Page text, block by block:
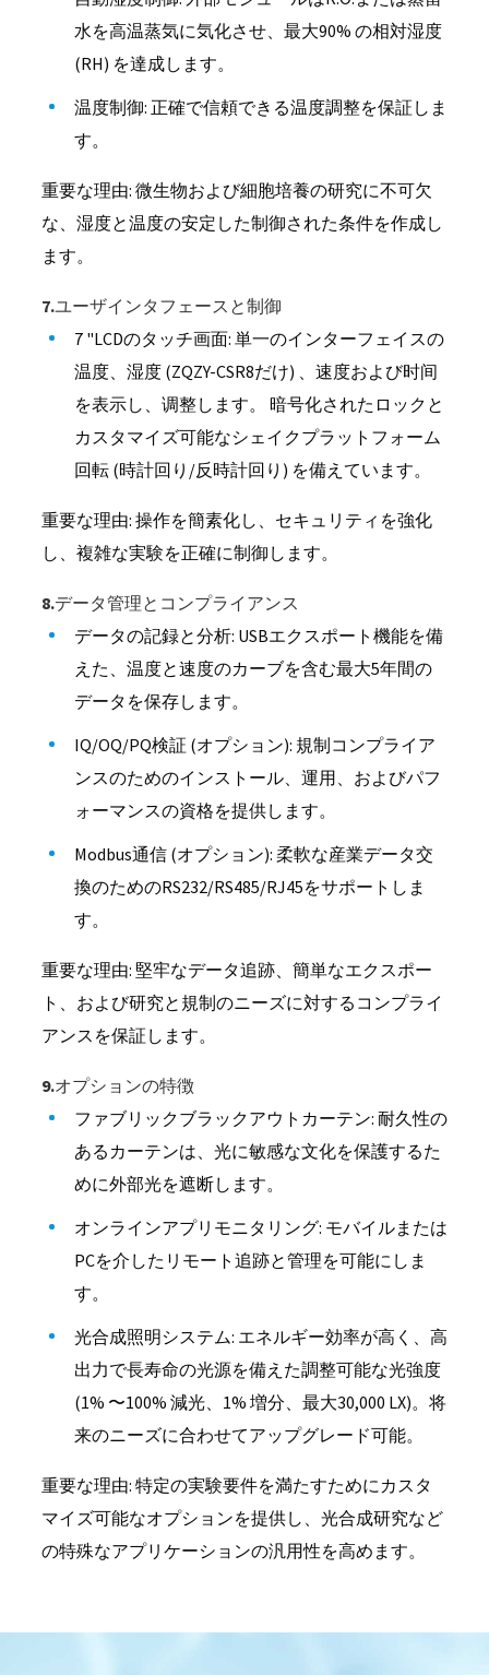
水を高温蒸気に気化させ、最大90% の相対湿度
(RH) を達成します。
温度制御: 正確で信頼できる温度調整を保証しま
す。
重要な理由: 微生物および細胞培養の研究に不可欠
な、湿度と温度の安定した制御された条件を作成し
ます。
7.ユーザインタフェースと制御
7 "LCDのタッチ画面: 単一のインターフェイスの
温度、湿度 (ZQZY-CSR8だけ) 、速度および时间
を表示し、调整します。 暗号化されたロックと
カスタマイズ可能なシェイクプラットフォーム
回転 (時計回り/反時計回り) を備えています。
重要な理由: 操作を簡素化し、セキュリティを強化
し、複雑な実験を正確に制御します。
8.データ管理とコンプライアンス
データの記録と分析: USBエクスポート機能を備
えた、温度と速度のカーブを含む最大5年間の
データを保存します。
IQ/OQ/PQ検証 (オプション): 規制コンプライア
ンスのためのインストール、運用、およびパフ
ォーマンスの資格を提供します。
Modbus通信 (オプション): 柔軟な産業データ交
換のためのRS232/RS485/RJ45をサポートしま
す。
重要な理由: 堅牢なデータ追跡、簡単なエクスポー
ト、および研究と規制のニーズに対するコンプライ
アンスを保証します。
9.オプションの特徴
ファブリックブラックアウトカーテン: 耐久性の
あるカーテンは、光に敏感な文化を保護するた
めに外部光を遮断します。
オンラインアプリモニタリング: モバイルまたは
PCを介したリモート追跡と管理を可能にしま
す。
光合成照明システム: エネルギー効率が高く、高
出力で長寿命の光源を備えた調整可能な光強度
(1% 〜100% 減光、1% 増分、最大30,000 LX)。将
来のニーズに合わせてアップグレード可能。
重要な理由: 特定の実験要件を満たすためにカスタ
マイズ可能なオプションを提供し、光合成研究など
の特殊なアプリケーションの汎用性を高めます。